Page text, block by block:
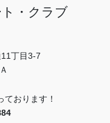
・クラブ
丁目3-7
おります！